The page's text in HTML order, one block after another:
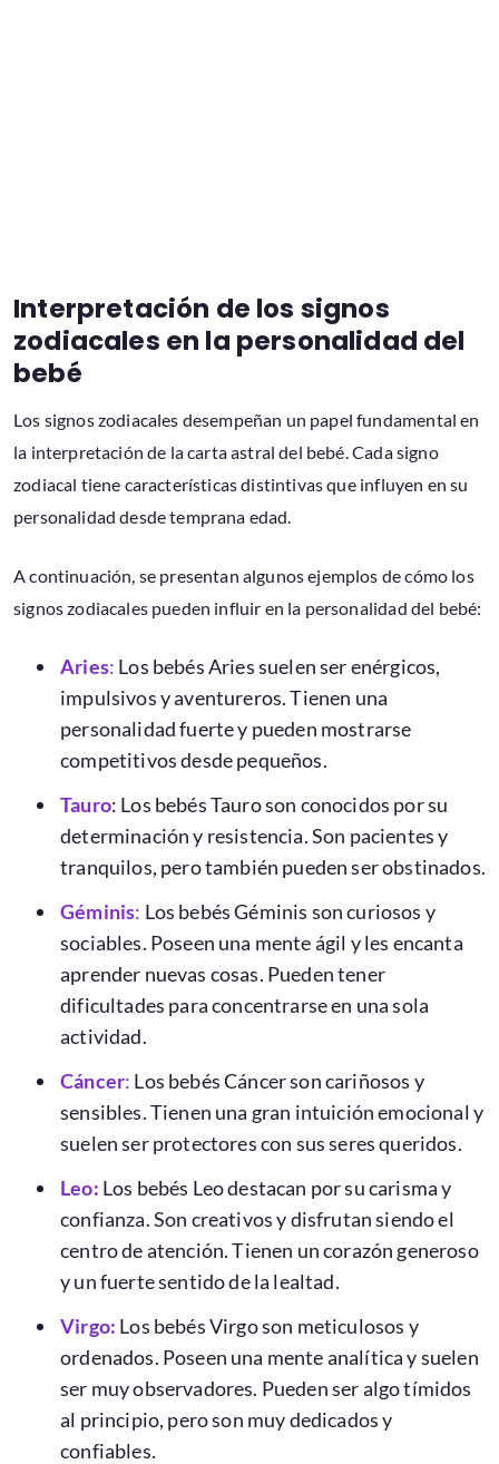
Interpretación de los signos
zodiacales en la personalidad del
bebé
Los signos zodiacales desempeñan un papel fundamental en
la interpretación de la carta astral del bebé. Cada signo
zodiacal tiene características distintivas que influyen en su
personalidad desde temprana edad.
A continuación, se presentan algunos ejemplos de cómo los
signos zodiacales pueden influir en la personalidad del bebé:
Aries: Los bebés Aries suelen ser enérgicos,
impulsivos y aventureros. Tienen una
personalidad fuerte y pueden mostrarse
competitivos desde pequeños.
Tauro: Los bebés Tauro son conocidos por su
determinación y resistencia. Son pacientes y
tranquilos, pero también pueden ser obstinados.
Géminis: Los bebés Géminis son curiosos y
sociables. Poseen una mente ágil y les encanta
aprender nuevas cosas. Pueden tener
dificultades para concentrarse en una sola
actividad.
Cáncer: Los bebés Cáncer son cariñosos y
sensibles. Tienen una gran intuición emocional y
suelen ser protectores con sus seres queridos.
Leo: Los bebés Leo destacan por su carisma y
confianza. Son creativos y disfrutan siendo el
centro de atención. Tienen un corazón generoso
y un fuerte sentido de la lealtad.
Virgo: Los bebés Virgo son meticulosos y
ordenados. Poseen una mente analítica y suelen
ser muy observadores. Pueden ser algo tímidos
al principio, pero son muy dedicados y
confiables.